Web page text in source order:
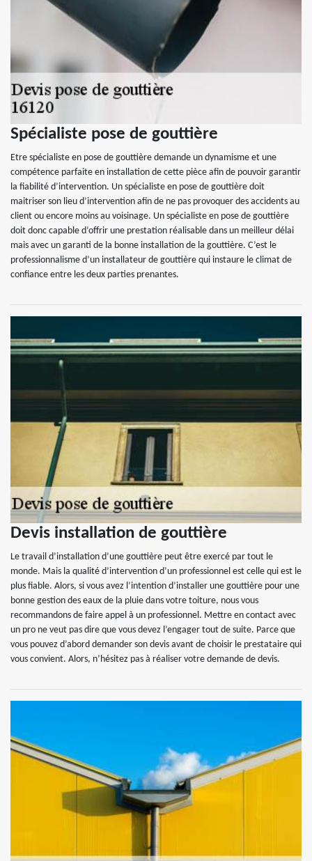
Spécialiste pose de gouttière
Etre spécialiste en pose de gouttière demande un dynamisme et une
compétence parfaite en installation de cette pièce afin de pouvoir garantir
la fiabilité d’intervention. Un spécialiste en pose de gouttière doit
maitriser son lieu d’intervention afin de ne pas provoquer des accidents au
client ou encore moins au voisinage. Un spécialiste en pose de gouttière
doit donc capable d’offrir une prestation réalisable dans un meilleur délai
mais avec un garanti de la bonne installation de la gouttière. C’est le
professionnalisme d’un installateur de gouttière qui instaure le climat de
confiance entre les deux parties prenantes.
Devis installation de gouttière
Le travail d’installation d’une gouttière peut être exercé par tout le
monde. Mais la qualité d’intervention d’un professionnel est celle qui est le
plus fiable. Alors, si vous avez l’intention d’installer une gouttière pour une
bonne gestion des eaux de la pluie dans votre toiture, nous vous
recommandons de faire appel à un professionnel. Mettre en contact avec
un pro ne veut pas dire que vous devez l’engager tout de suite. Parce que
vous pouvez d’abord demander son devis avant de choisir le prestataire qui
vous convient. Alors, n’hésitez pas à réaliser votre demande de devis.